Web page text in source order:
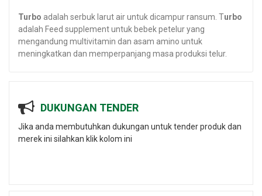
Turbo adalah serbuk larut air untuk dicampur ransum. Turbo
adalah Feed supplement untuk bebek petelur yang
mengandung multivitamin dan asam amino untuk
meningkatkan dan memperpanjang masa produksi telur.
DUKUNGAN TENDER
Jika anda membutuhkan dukungan untuk tender produk dan
merek ini silahkan klik kolom ini